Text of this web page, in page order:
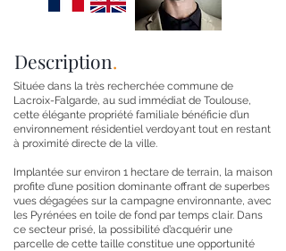
Description.
Située dans la très recherchée commune de
Lacroix-Falgarde, au sud immédiat de Toulouse,
cette élégante propriété familiale bénéficie d’un
environnement résidentiel verdoyant tout en restant
à proximité directe de la ville.
Implantée sur environ 1 hectare de terrain, la maison
profite d’une position dominante offrant de superbes
vues dégagées sur la campagne environnante, avec
les Pyrénées en toile de fond par temps clair. Dans
ce secteur prisé, la possibilité d’acquérir une
parcelle de cette taille constitue une opportunité